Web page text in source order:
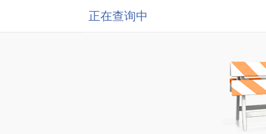
正在查询中